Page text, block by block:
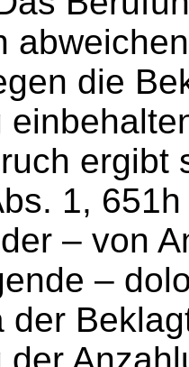
die
ergibt
1,
– von
–
der